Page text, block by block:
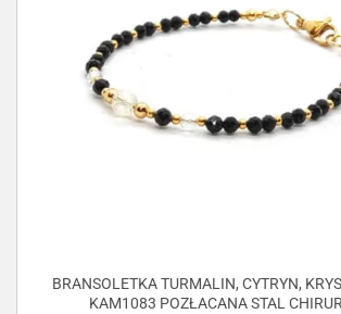
BRANSOLETKA TURMALIN, CYTRYN,
KAM1083 POZŁACANA STAL